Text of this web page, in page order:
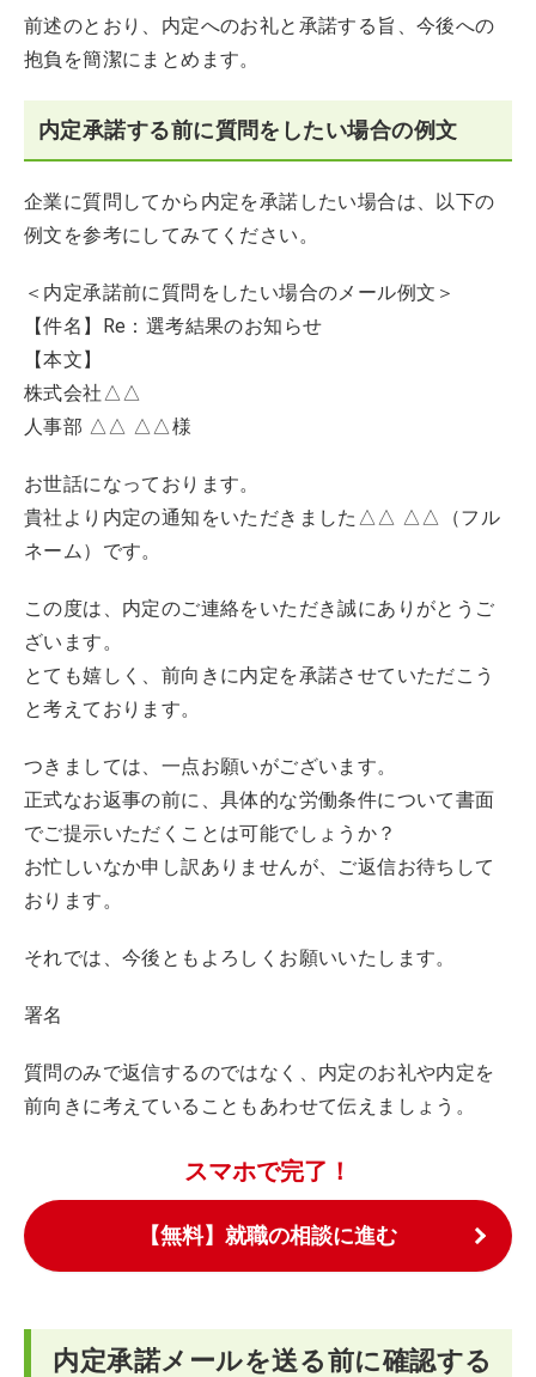
前述のとおり、内定へのお礼と承諾する旨、今後への
抱負を簡潔にまとめます。
内定承諾する前に質問をしたい場合の例文
企業に質問してから内定を承諾したい場合は、以下の
例文を参考にしてみてください。
＜内定承諾前に質問をしたい場合のメール例文＞
【件名】Re：選考結果のお知らせ
【本文】
株式会社△△
人事部 △△ △△様
お世話になっております。
貴社より内定の通知をいただきました△△ △△（フル
ネーム）です。
この度は、内定のご連絡をいただき誠にありがとうご
ざいます。
とても嬉しく、前向きに内定を承諾させていただこう
と考えております。
つきましては、一点お願いがございます。
正式なお返事の前に、具体的な労働条件について書面
でご提示いただくことは可能でしょうか？
お忙しいなか申し訳ありませんが、ご返信お待ちして
おります。
それでは、今後ともよろしくお願いいたします。
署名
質問のみで返信するのではなく、内定のお礼や内定を
前向きに考えていることもあわせて伝えましょう。
スマホで完了！
【無料】就職の相談に進む
内定承諾メールを送る前に確認する